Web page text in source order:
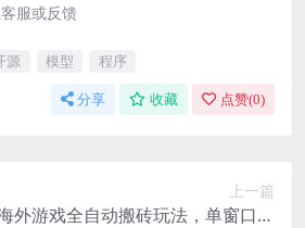
服或反馈
源 模型 程序
分享 收藏 点赞(0)
上一篇
外游戏全自动搬砖玩法，单窗口每